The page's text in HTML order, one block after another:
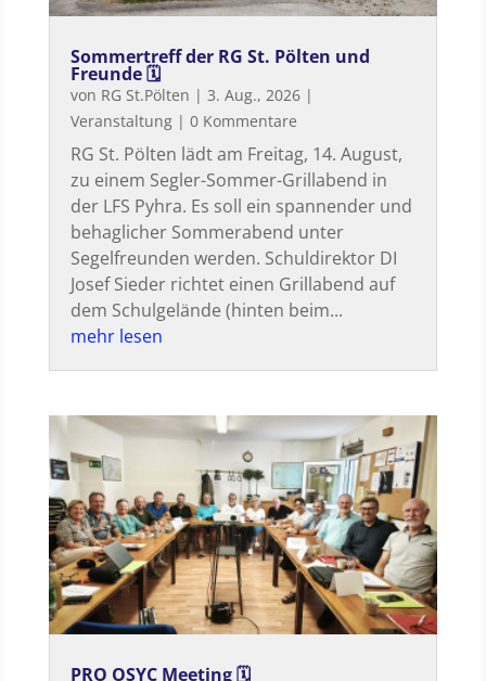
Sommertreff der RG St. Pölten und
Freunde 🗓
von RG St.Pölten | 3. Aug., 2026|
Veranstaltung| 0 Kommentare
RG St. Pölten lädt am Freitag, 14. August,
zu einem Segler-Sommer-Grillabend in
der LFS Pyhra. Es soll ein spannender und
behaglicher Sommerabend unter
Segelfreunden werden. Schuldirektor DI
Josef Sieder richtet einen Grillabend auf
dem Schulgelände (hinten beim...
mehr lesen
PRO OSYC Meeting 🗓